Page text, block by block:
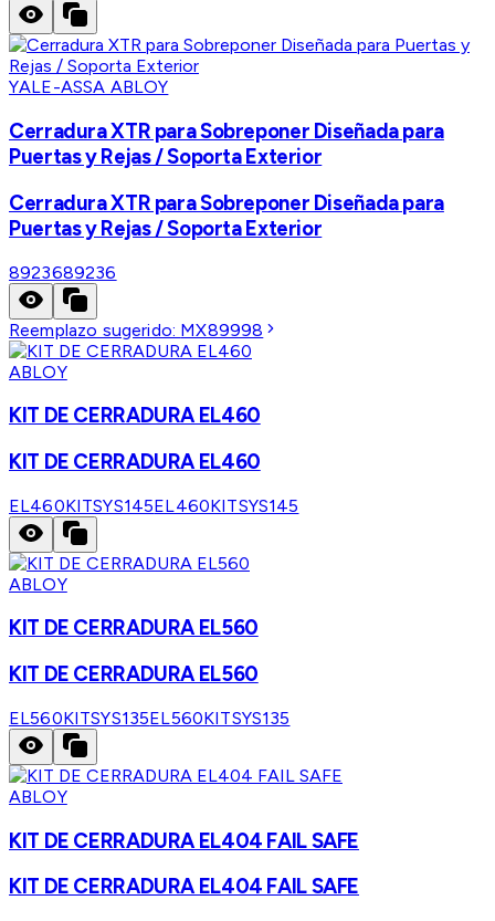
YALE-ASSA ABLOY
Cerradura XTR para Sobreponer Diseñada para
Puertas y Rejas / Soporta Exterior
Cerradura XTR para Sobreponer Diseñada para
Puertas y Rejas / Soporta Exterior
8923689236
Reemplazo sugerido: MX89998
ABLOY
KIT DE CERRADURA EL460
KIT DE CERRADURA EL460
EL460KITSYS145EL460KITSYS145
ABLOY
KIT DE CERRADURA EL560
KIT DE CERRADURA EL560
EL560KITSYS135EL560KITSYS135
ABLOY
KIT DE CERRADURA EL404 FAIL SAFE
KIT DE CERRADURA EL404 FAIL SAFE